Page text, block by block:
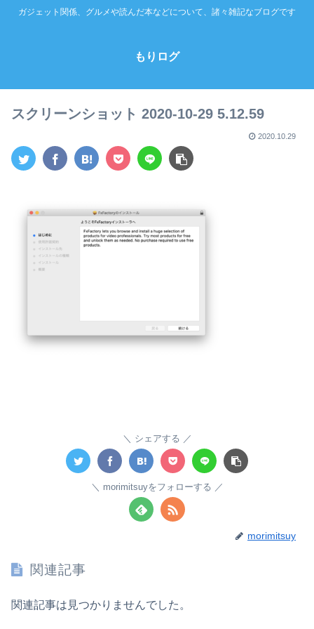
ガジェット関係、グルメや読んだ本などについて、諸々雑記なブログです
もりログ
スクリーンショット 2020-10-29 5.12.59
2020.10.29
シェアする
morimitsuyをフォローする
morimitsuy
関連記事
関連記事は見つかりませんでした。